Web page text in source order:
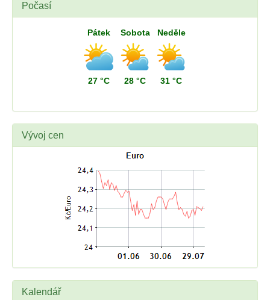
Počasí
Pátek
27 °C
Sobota
28 °C
Neděle
31 °C
Vývoj cen
Kalendář